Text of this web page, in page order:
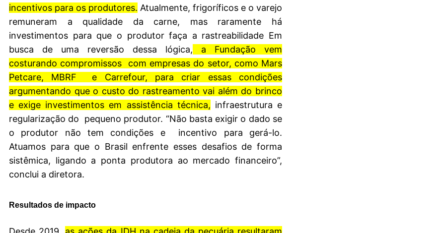
incentivos para os produtores. Atualmente, frigoríficos e o varejo
remuneram a qualidade da carne, mas raramente há
investimentos para que o produtor faça a rastreabilidade Em
busca de uma reversão dessa lógica, a Fundação vem
costurando compromissos com empresas do setor, como Mars
Petcare, MBRF e Carrefour, para criar essas condições
argumentando que o custo do rastreamento vai além do brinco
e exige investimentos em assistência técnica, infraestrutura e
regularização do pequeno produtor. “Não basta exigir o dado se
o produtor não tem condições e incentivo para gerá-lo.
Atuamos para que o Brasil enfrente esses desafios de forma
sistêmica, ligando a ponta produtora ao mercado financeiro”,
conclui a diretora.
Resultados de impacto